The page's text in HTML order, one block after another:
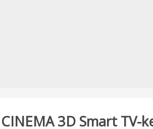
3D Smart TV-